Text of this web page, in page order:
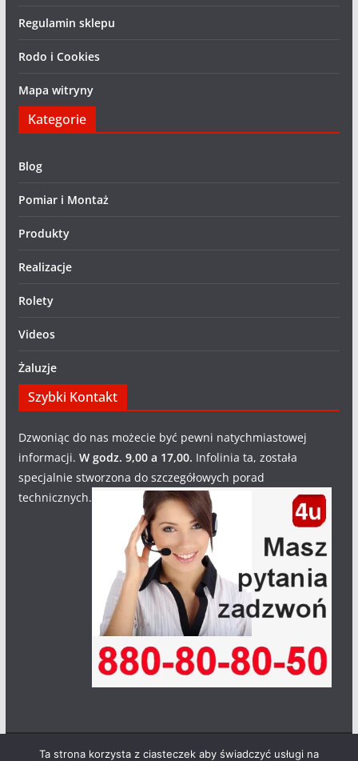
Regulamin sklepu
Rodo i Cookies
Mapa witryny
Kategorie
Blog
Pomiar i Montaż
Produkty
Realizacje
Rolety
Videos
Żaluzje
Szybki Kontakt
Dzwoniąc do nas możecie być pewni natychmiastowej
informacji. W godz. 9,00 a 17,00. Infolinia ta, została
specjalnie stworzona do szczegółowych porad
technicznych.
Ta strona korzysta z ciasteczek aby świadczyć usługi na